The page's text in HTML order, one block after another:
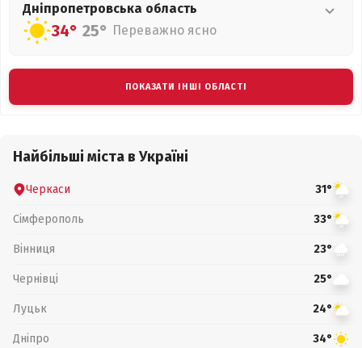
Дніпропетровська область
34° 25° Переважно ясно
ПОКАЗАТИ ІНШІ ОБЛАСТІ
Найбільші міста в Україні
Черкаси 31°
Сімферополь 33°
Вінниця 23°
Чернівці 25°
Луцьк 24°
Дніпро 34°